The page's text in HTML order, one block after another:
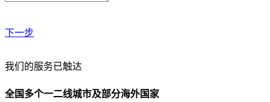
下一步
贵公司预算范围是？
我们的服务已触达
全国多个一二线城市及部分海外国家